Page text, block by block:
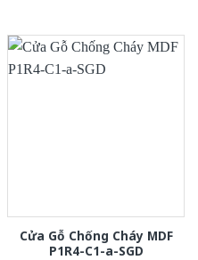
Cửa Gỗ Chống Cháy MDF
P1R4-C1-a-SGD